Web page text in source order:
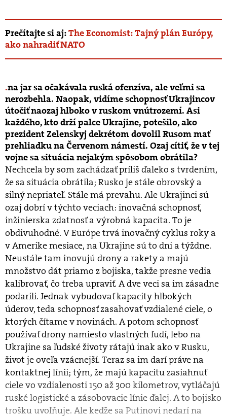
Prečítajte si aj:The Economist: Tajný plán Európy,
ako nahradiť NATO
na jar sa očakávala ruská ofenzíva, ale veľmi sa
nerozbehla. Naopak, vidíme schopnosť Ukrajincov
útočiť naozaj hlboko v ruskom vnútrozemí. Asi
každého, kto drží palce Ukrajine, potešilo, ako
prezident Zelenskyj dekrétom dovolil Rusom mať
prehliadku na Červenom námestí. Ozaj cítiť, že v tej
vojne sa situácia nejakým spôsobom obrátila?
Nechcela by som zachádzať príliš ďaleko s tvrdením,
že sa situácia obrátila; Rusko je stále obrovský a
silný nepriateľ. Stále má prevahu. Ale Ukrajinci sú
ozaj dobrí v týchto veciach: inovačná schopnosť,
inžinierska zdatnosť a výrobná kapacita. To je
obdivuhodné. V Európe trvá inovačný cyklus roky a
v Amerike mesiace, na Ukrajine sú to dni a týždne.
Neustále tam inovujú drony a rakety a majú
množstvo dát priamo z bojiska, takže presne vedia
kalibrovať, čo treba upraviť. A dve veci sa im zásadne
podarili. Jednak vybudovať kapacity hlbokých
úderov, teda schopnosť zasahovať vzdialené ciele, o
ktorých čítame v novinách. A potom schopnosť
používať drony namiesto vlastných ľudí, lebo na
Ukrajine sa ľudské životy rátajú inak ako v Rusku,
život je oveľa vzácnejší. Teraz sa im darí práve na
kontaktnej línii; tým, že majú kapacitu zasiahnuť
ciele vo vzdialenosti 150 až 300 kilometrov, vytláčajú
ruské logistické a zásobovacie línie ďalej. A to bojisko
trošku uvoľňuje. Ale keďže sa Putinovi nedarí na